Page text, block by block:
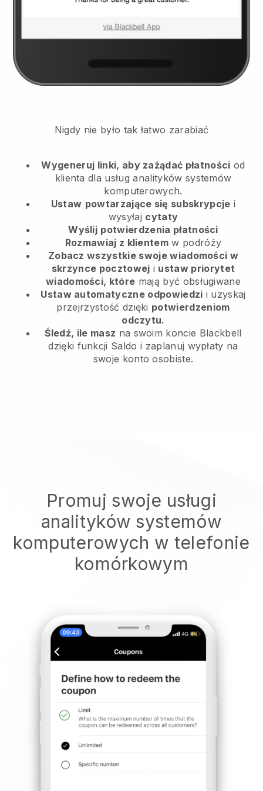
Nigdy nie było tak łatwo zarabiać
Wygeneruj linki, aby zażądać płatności od
klientadla usług analityków systemów
komputerowych.
Ustaw powtarzające się subskrypcje i
wysyłaj cytaty
Wyślij potwierdzenia płatności
Rozmawiaj z klientem w podróży
Zobacz wszystkie swoje wiadomości w
skrzynce pocztowej i ustaw priorytet
wiadomości, które mają być obsługiwane
Ustaw automatyczne odpowiedzi i uzyskaj
przejrzystość dzięki potwierdzeniom
odczytu.
Śledź, ile masz na swoim koncie Blackbell
dzięki funkcji Saldo i zaplanuj wypłaty na
swoje konto osobiste.
Promuj swoje usługi
analityków systemów
komputerowych w telefonie
komórkowym